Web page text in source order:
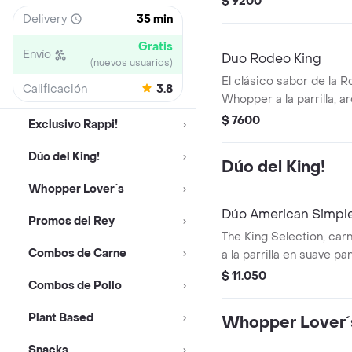
Delivery 35 min
Envío Gratis
(nuevos usuarios)
Calificación 3.8
Exclusivo Rappi!
Dúo del King!
Whopper Lover´s
Promos del Rey
Combos de Carne
Combos de Pollo
Plant Based
Duo Rodeo King
El clásico sabor de la
Whopper a la parrilla,
empanizados, queso y
$ 7600
Dúo del King!
Dúo American
The King Selection,
a la parrilla en suave
lechuga Lollo, tomate,
incluye papas fritas
$ 11.050
Whopper